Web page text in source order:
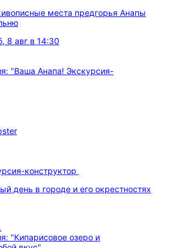
места предгорья Анапы
8 авг в 14:30
конструктор
день в городе и его окрестностях